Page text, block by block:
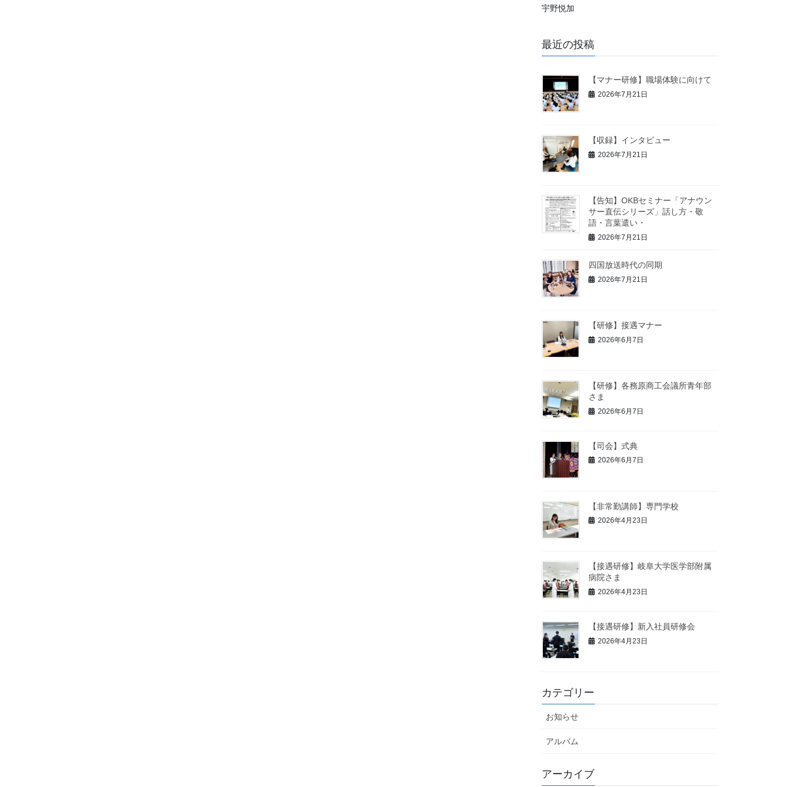
宇野悦加
最近の投稿
【マナー研修】職場体験に向けて
2026年7月21日
【収録】インタビュー
2026年7月21日
【告知】OKBセミナー「アナウン
サー直伝シリーズ」話し方・敬
語・言葉遣い・
2026年7月21日
四国放送時代の同期
2026年7月21日
【研修】接遇マナー
2026年6月7日
【研修】各務原商工会議所青年部
さま
2026年6月7日
【司会】式典
2026年6月7日
【非常勤講師】専門学校
2026年4月23日
【接遇研修】岐阜大学医学部附属
病院さま
2026年4月23日
【接遇研修】新入社員研修会
2026年4月23日
カテゴリー
お知らせ
アルバム
アーカイブ